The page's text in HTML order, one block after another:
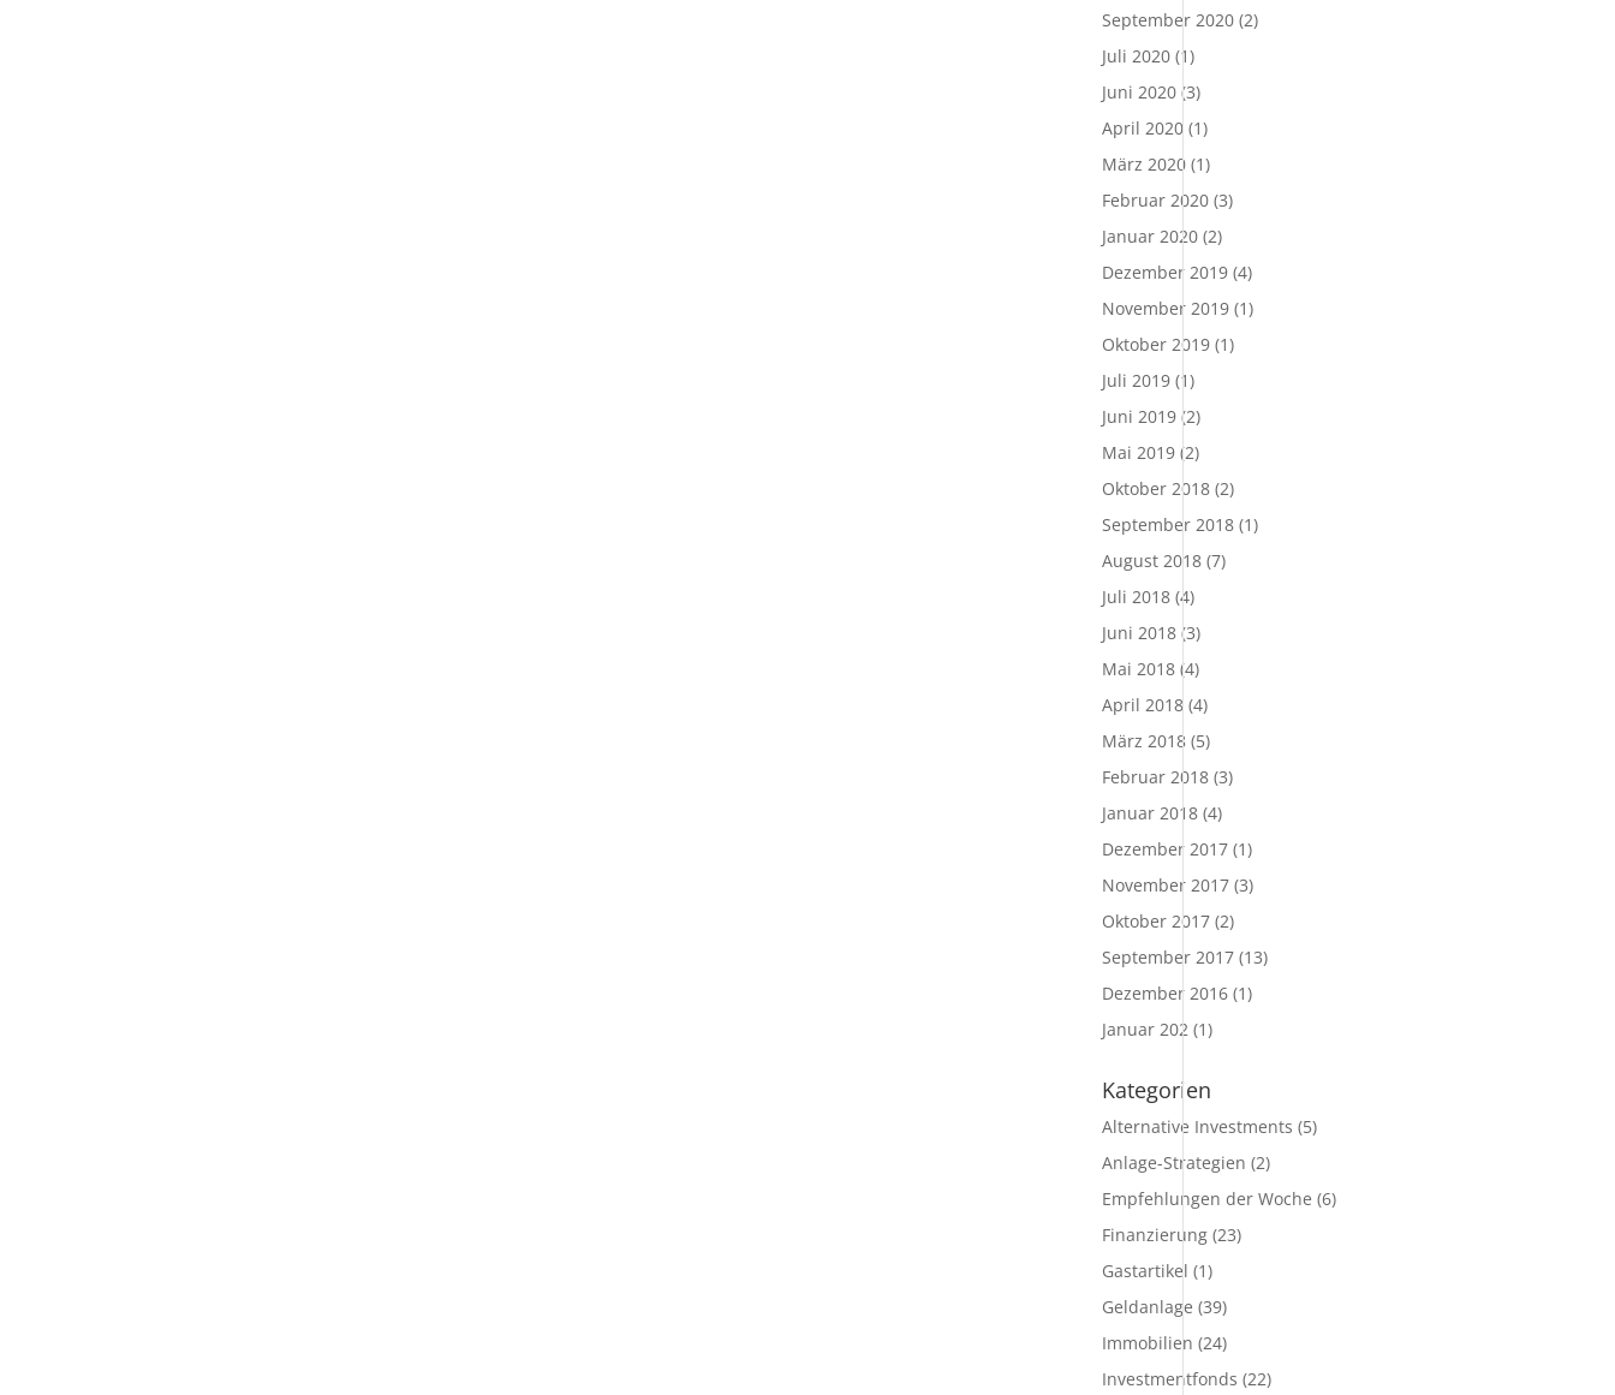
September 2020 (2)
Juli 2020 (1)
Juni 2020 (3)
April 2020 (1)
März 2020 (1)
Februar 2020 (3)
Januar 2020 (2)
Dezember 2019 (4)
November 2019 (1)
Oktober 2019 (1)
Juli 2019 (1)
Juni 2019 (2)
Mai 2019 (2)
Oktober 2018 (2)
September 2018 (1)
August 2018 (7)
Juli 2018 (4)
Juni 2018 (3)
Mai 2018 (4)
April 2018 (4)
März 2018 (5)
Februar 2018 (3)
Januar 2018 (4)
Dezember 2017 (1)
November 2017 (3)
Oktober 2017 (2)
September 2017 (13)
Dezember 2016 (1)
Januar 202 (1)
Kategorien
Alternative Investments (5)
Anlage-Strategien (2)
Empfehlungen der Woche (6)
Finanzierung (23)
Gastartikel (1)
Geldanlage (39)
Immobilien (24)
Investmentfonds (22)